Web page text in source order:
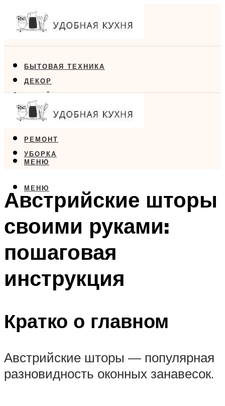
БЫТОВАЯ ТЕХНИКА
ДЕКОР
ДИЗАЙН
ЕДА
РЕМОНТ
УБОРКА
МЕНЮ
МЕНЮ
Австрийские шторы
своими руками:
пошаговая
инструкция
Кратко о главном
Австрийские шторы — популярная
разновидность оконных занавесок.